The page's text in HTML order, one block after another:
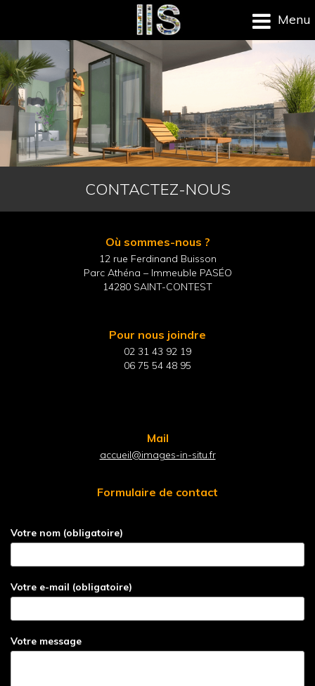
Menu
CONTACTEZ-NOUS
Où sommes-nous ?
12 rue Ferdinand Buisson
Parc Athéna – Immeuble PASÉO
14280 SAINT-CONTEST
Pour nous joindre
02 31 43 92 19
06 75 54 48 95
Mail
accueil@images-in-situ.fr
Formulaire de contact
Votre nom (obligatoire)
Votre e-mail (obligatoire)
Votre message